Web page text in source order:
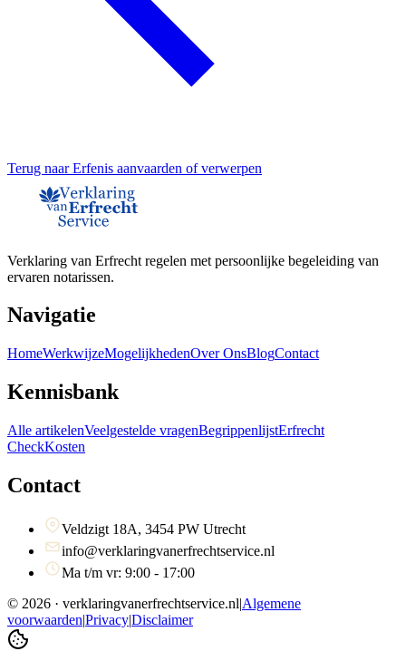
Terug naarErfenis aanvaarden of verwerpen
Verklaring van Erfrecht regelen met persoonlijke begeleiding van
ervaren notarissen.
Navigatie
HomeWerkwijzeMogelijkhedenOver OnsBlogContact
Kennisbank
Alle artikelenVeelgestelde vragenBegrippenlijstErfrecht
CheckKosten
Contact
Veldzigt 18A, 3454 PW Utrecht
info@verklaringvanerfrechtservice.nl
Ma t/m vr: 9:00 - 17:00
© 2026 · verklaringvanerfrechtservice.nl|Algemene
voorwaarden|Privacy|Disclaimer